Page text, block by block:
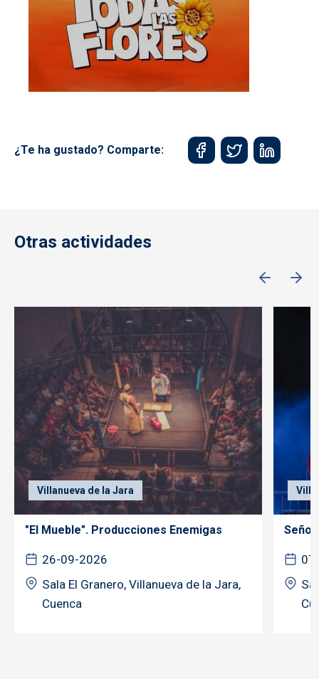
¿Te ha gustado? Comparte:
Otras actividades
Villanueva de la Jara
"El Mueble". Producciones Enemigas
26-09-2026
Sala El Granero, Villanueva de la Jara,
Cuenca